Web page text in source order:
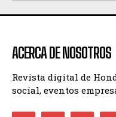
ACERCA DE NOSOTROS
Revista digital de
social, eventos